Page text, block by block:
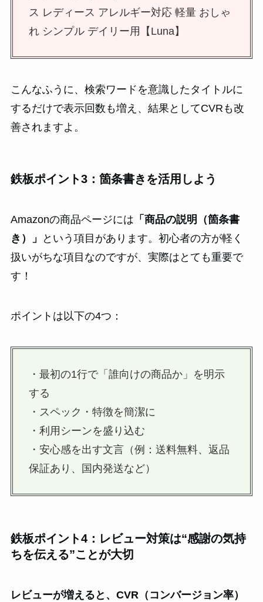
ス レディース アレルギー対応 軽量 おしゃ
れ シンプル デイリー用【Luna】
こんなふうに、検索ワードを意識したタイトルに
するだけで表示回数も増え、結果としてCVRも改
善されますよ。
鉄板ポイント3：箇条書きを活用しよう
Amazonの商品ページには 「商品の説明（箇条書
き）」
という項目があります。初心者の方が軽く
扱いがちな項目なのですが、実際はとても重要で
す！
ポイントは以下の4つ：
・最初の1行で「誰向けの商品か」を明示
する
・スペック・特徴を簡潔に
・利用シーンを盛り込む
・安心感を出す文言（例：送料無料、返品
保証あり、国内発送など）
鉄板ポイント4：レビュー対策は“感謝の気持
ちを伝える”ことが大切
レビューが増えると、CVR（コンバージョン率）